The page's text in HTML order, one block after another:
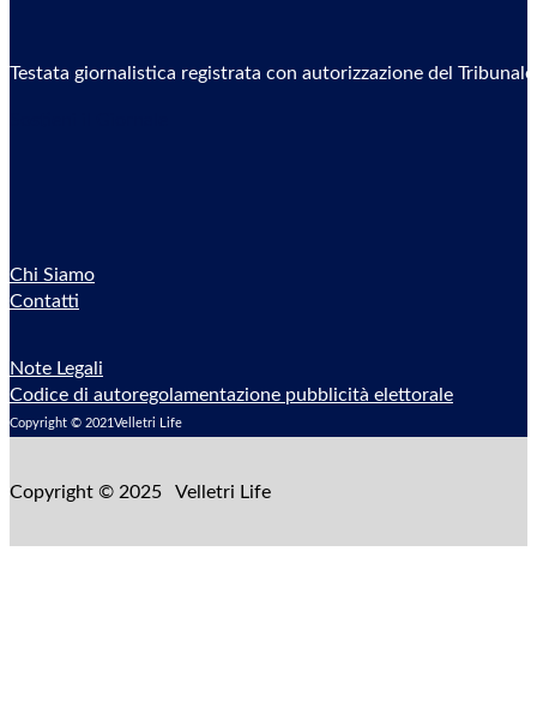
Testata giornalistica registrata con autorizzazione del
Chi Siamo
Contatti
Note Legali
Codice di autoregolamentazione pubblicità elettorale
Copyright © 2021Velletri Life
Copyright © 2025 Velletri Life